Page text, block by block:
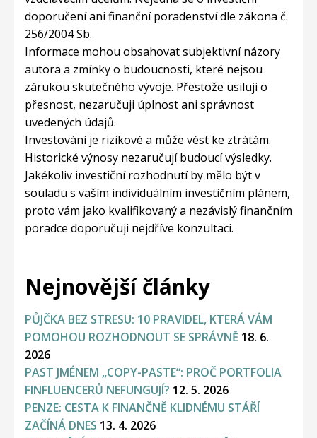
doporučení ani finanční poradenství dle zákona č.
256/2004 Sb.
Informace mohou obsahovat subjektivní názory
autora a zmínky o budoucnosti, které nejsou
zárukou skutečného vývoje. Přestože usiluji o
přesnost, nezaručuji úplnost ani správnost
uvedených údajů.
Investování je rizikové a může vést ke ztrátám.
Historické výnosy nezaručují budoucí výsledky.
Jakékoliv investiční rozhodnutí by mělo být v
souladu s vaším individuálním investičním plánem,
proto vám jako kvalifikovaný a nezávislý finančním
poradce doporučuji nejdříve konzultaci.
Nejnovější články
PŮJČKA BEZ STRESU: 10 PRAVIDEL, KTERÁ VÁM
POMOHOU ROZHODNOUT SE SPRÁVNĚ 18. 6.
2026
PAST JMÉNEM „COPY-PASTE“: PROČ PORTFOLIA
FINFLUENCERŮ NEFUNGUJÍ? 12. 5. 2026
PENZE: CESTA K FINANČNĚ KLIDNÉMU STÁŘÍ
ZAČÍNÁ DNES 13. 4. 2026